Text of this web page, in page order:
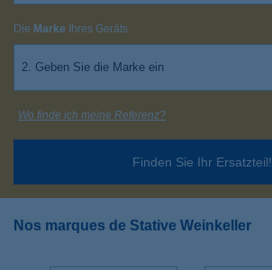
Die Marke Ihres Geräts
2. Geben Sie die Marke ein
Finden Sie Ihr Ersatzteil!
Wo finde ich meine Referenz?
Nos marques de Stative Weinkeller